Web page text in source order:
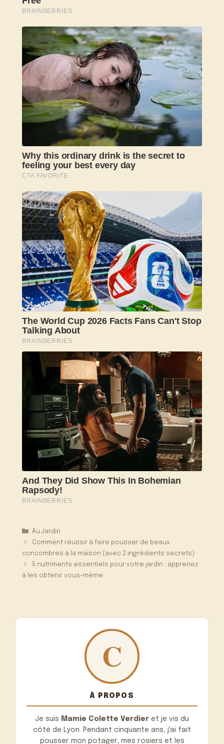
Catégories
Au Jardin
Comment réussir à faire pousser de beaux
concombres à la maison (avec 2 ingrédients secrets)
5 nutriments essentiels pour votre jardin : apprenez
à les obtenir vous-même
À PROPOS
Je suis Mamie Colette Verdier et je vis du
côté de Lyon. Pendant cinquante ans, j'ai fait
pousser mon potager, mes rosiers et les